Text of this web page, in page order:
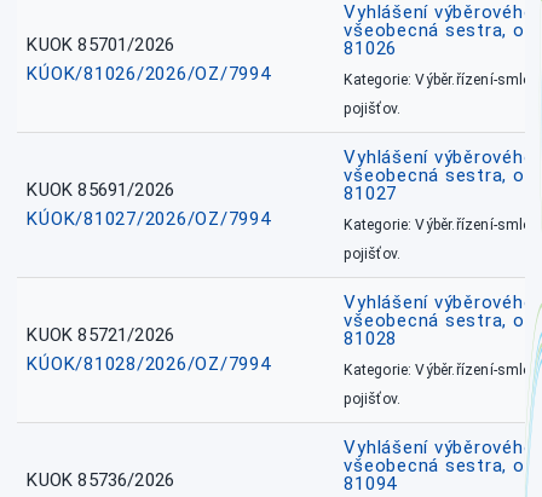
KUOK 85701/2026
KÚOK/81026/2026/OZ/7994
Vyhlášení
všeobecná sestra,
81026
Kategorie: Výběr.řízení-
pojišťov.
KUOK 85691/2026
KÚOK/81027/2026/OZ/7994
Vyhlášení
všeobecná sestra,
81027
Kategorie: Výběr.řízení-
pojišťov.
KUOK 85721/2026
KÚOK/81028/2026/OZ/7994
Vyhlášení
všeobecná sestra,
81028
Kategorie: Výběr.řízení-
pojišťov.
KUOK 85736/2026
Vyhlášení
všeobecná sestra,
81094